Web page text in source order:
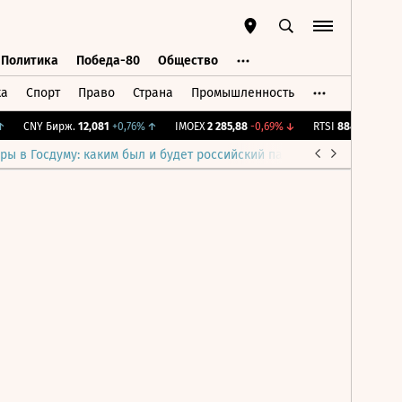
Политика Победа-80 Общество
Спорт Право Страна Промышленность
CNY Бирж. 12,081 +0,76%↑ IMOEX 2 285,88 -0,69%↓ RTSI 884,56
в Госдуму: каким был и будет российский парламент